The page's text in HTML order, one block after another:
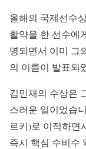
올해의 국제선수
활약을 한 선수에
명되면서 이미 그
의 이름이 발표되
김민재의 수상은
스러운 일이었습
르키)로 이적하면
즉시 핵심 수비수